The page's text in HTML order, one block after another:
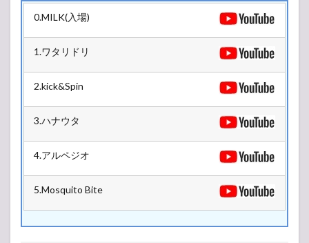
日
3
11
月
日
(日)
0.MILK(入場)
1.ワタリドリ
2.kick&Spin
3.ハナウタ
4.アルペジオ
5.Mosquito Bite